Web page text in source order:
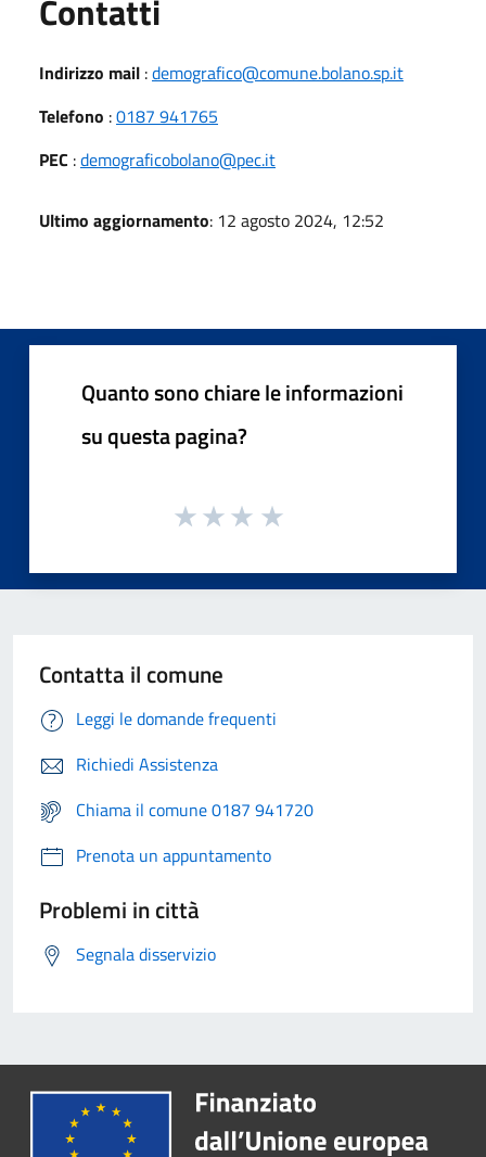
Contatti
Indirizzo mail :demografico@comune.bolano.sp.it
Telefono :0187 941765
PEC :demograficobolano@pec.it
Ultimo aggiornamento: 12 agosto 2024, 12:52
Quanto sono chiare le informazioni
su questa pagina?
Contatta il comune
Leggi le domande frequenti
Richiedi Assistenza
Chiama il comune 0187 941720
Prenota un appuntamento
Problemi in città
Segnala disservizio